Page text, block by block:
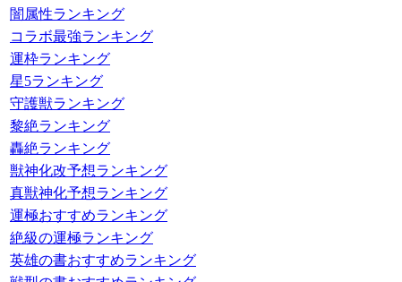
闇属性ランキング
コラボ最強ランキング
運枠ランキング
星5ランキング
守護獣ランキング
黎絶ランキング
轟絶ランキング
獣神化改予想ランキング
真獣神化予想ランキング
運極おすすめランキング
絶級の運極ランキング
英雄の書おすすめランキング